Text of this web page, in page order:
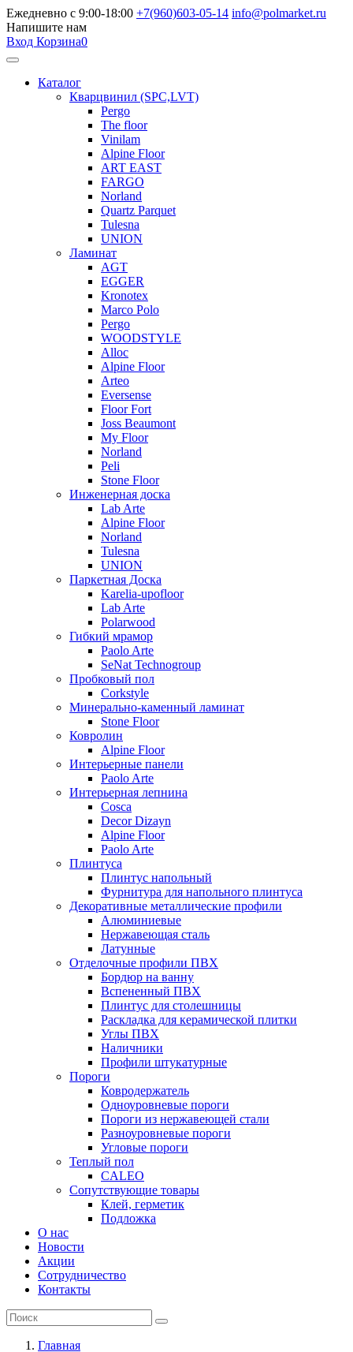
Ежедневно с 9:00-18:00 +7(960)603-05-14 info@polmarket.ru
Напишите нам
Вход Корзина0
Каталог
Кварцвинил (SPC,LVT)
Pergo
The floor
Vinilam
Alpine Floor
ART EAST
FARGO
Norland
Quartz Parquet
Tulesna
UNION
Ламинат
AGT
EGGER
Kronotex
Marco Polo
Pergo
WOODSTYLE
Alloc
Alpine Floor
Arteo
Eversense
Floor Fort
Joss Beaumont
My Floor
Norland
Peli
Stone Floor
Инженерная доска
Lab Arte
Alpine Floor
Norland
Tulesna
UNION
Паркетная Доска
Karelia-upofloor
Lab Arte
Polarwood
Гибкий мрамор
Paolo Arte
SeNat Technogroup
Пробковый пол
Corkstyle
Минерально-каменный ламинат
Stone Floor
Ковролин
Alpine Floor
Интерьерные панели
Paolo Arte
Интерьерная лепнина
Cosca
Decor Dizayn
Alpine Floor
Paolo Arte
Плинтуса
Плинтус напольный
Фурнитура для напольного плинтуса
Декоративные металлические профили
Алюминиевые
Нержавеющая сталь
Латунные
Отделочные профили ПВХ
Бордюр на ванну
Вспененный ПВХ
Плинтус для столешницы
Раскладка для керамической плитки
Углы ПВХ
Наличники
Профили штукатурные
Пороги
Ковродержатель
Одноуровневые пороги
Пороги из нержавеющей стали
Разноуровневые пороги
Угловые пороги
Теплый пол
CALEO
Сопутствующие товары
Клей, герметик
Подложка
О нас
Новости
Акции
Сотрудничество
Контакты
Главная